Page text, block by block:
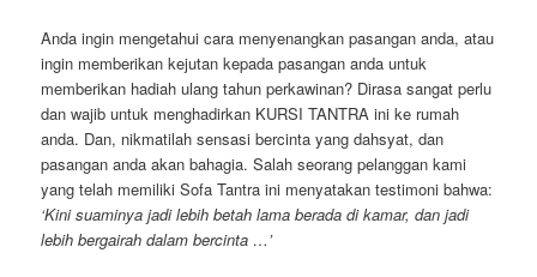
Anda ingin mengetahui cara menyenangkan pasangan anda, atau
ingin memberikan kejutan kepada pasangan anda untuk
memberikan hadiah ulang tahun perkawinan? Dirasa sangat perlu
dan wajib untuk menghadirkan KURSI TANTRA ini ke rumah
anda. Dan, nikmatilah sensasi bercinta yang dahsyat, dan
pasangan anda akan bahagia. Salah seorang pelanggan kami
yang telah memiliki Sofa Tantra ini menyatakan testimoni bahwa:
‘Kini suaminya jadi lebih betah lama berada di kamar, dan jadi
lebih bergairah dalam bercinta …’